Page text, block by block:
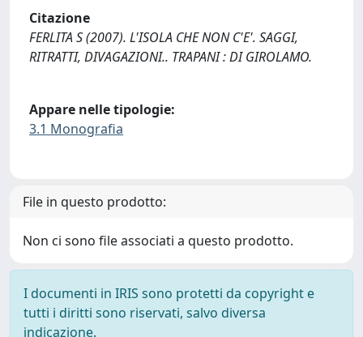
Citazione
FERLITA S (2007). L'ISOLA CHE NON C'E'. SAGGI,
RITRATTI, DIVAGAZIONI.. TRAPANI : DI GIROLAMO.
Appare nelle tipologie:
3.1 Monografia
File in questo prodotto:
Non ci sono file associati a questo prodotto.
I documenti in IRIS sono protetti da copyright e
tutti i diritti sono riservati, salvo diversa
indicazione.